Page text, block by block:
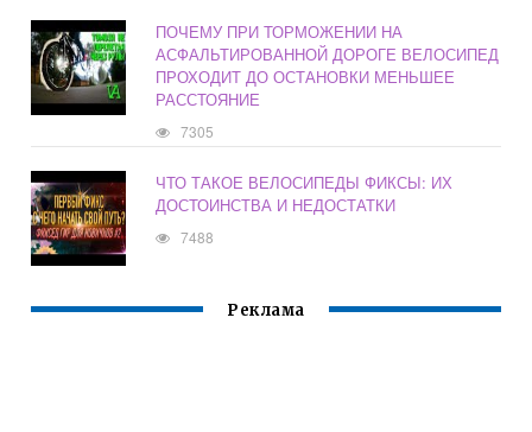
ПОЧЕМУ ПРИ ТОРМОЖЕНИИ НА
АСФАЛЬТИРОВАННОЙ ДОРОГЕ ВЕЛОСИПЕД
ПРОХОДИТ ДО ОСТАНОВКИ МЕНЬШЕЕ
РАССТОЯНИЕ
7305
ЧТО ТАКОЕ ВЕЛОСИПЕДЫ ФИКСЫ: ИХ
ДОСТОИНСТВА И НЕДОСТАТКИ
7488
Реклама